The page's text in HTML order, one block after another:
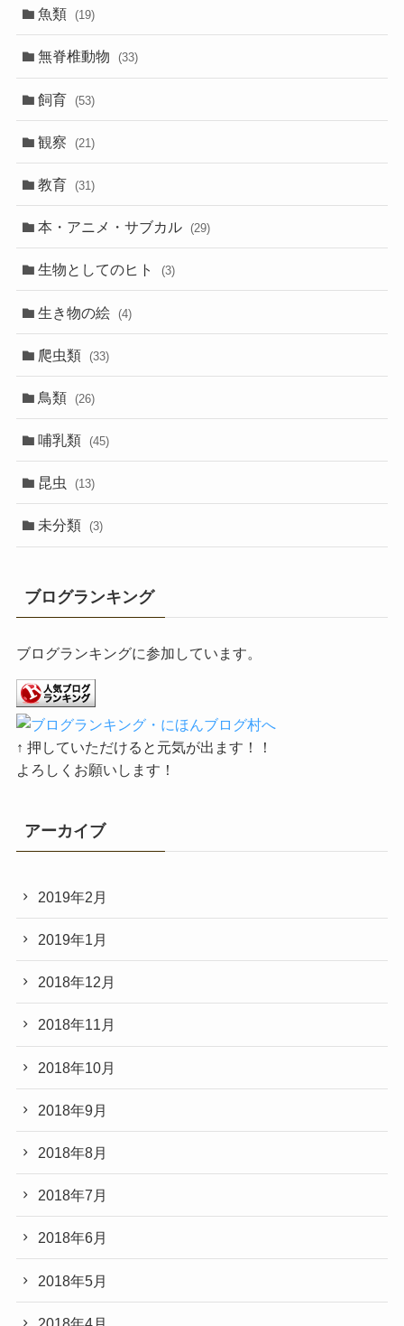
魚類 (19)
無脊椎動物 (33)
飼育 (53)
観察 (21)
教育 (31)
本・アニメ・サブカル (29)
生物としてのヒト (3)
生き物の絵 (4)
爬虫類 (33)
鳥類 (26)
哺乳類 (45)
昆虫 (13)
未分類 (3)
ブログランキング
ブログランキングに参加しています。
↑ 押していただけると元気が出ます！！
よろしくお願いします！
アーカイブ
2019年2月
2019年1月
2018年12月
2018年11月
2018年10月
2018年9月
2018年8月
2018年7月
2018年6月
2018年5月